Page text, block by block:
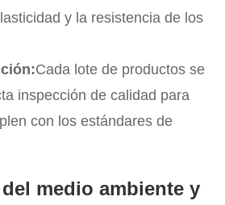
y la resistencia de los
Cada lote de productos se
inspección de calidad para
con los estándares de
medio ambiente y